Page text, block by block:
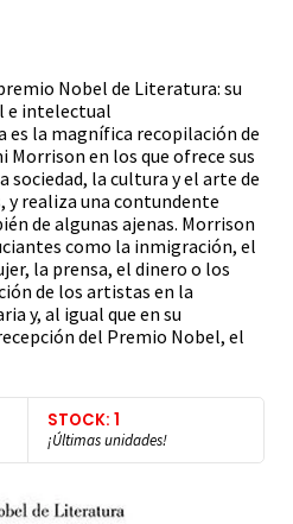
Nobel de Literatura: su
e intelectual
es la magnífica recopilación de
Morrison en los que ofrece sus
sociedad, la cultura y el arte de
y realiza una contundente
de algunas ajenas. Morrison
como la inmigración, el
la prensa, el dinero o los
de los artistas en la
y, al igual que en su
del Premio Nobel, el
STOCK: 1
¡Últimas unidades!